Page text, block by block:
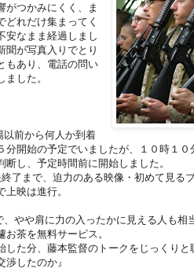
つかみにくく、ま
どれだけ集まってく
安なまま経過しまし
聞が写真入りでとり
もあり、電話の問い
した。
前から何人か到着
分開始の予定でいましたが、１０時１
断し、予定時間前に開始しました。
まで、迫力のある映像・初めて見る
映は進行。
やや肩に力の入ったかに見える人も相
お茶を無料サーピス。
た分、藤本監督のトークをじっくりと
渉したのか』